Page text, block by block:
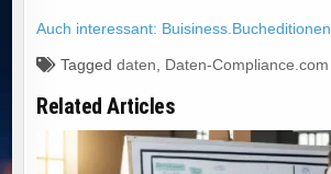
Auch interessant: Buisiness.Bucheditionen
Taggeddaten Daten-Compliance.com
Related Articles